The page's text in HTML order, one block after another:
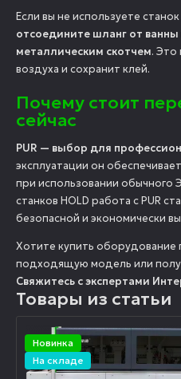
Если вы не используете
отсоедините шланг от ванны
металлическим скотчем. Это
воздуха и сохранит клей.
Почему стоит
сейчас
PUR — выбор для
эксплуатации он
при использовании обычного
станков HOLD работа с PUR
безопасной и экономически
Хотите купить оборудование
подходящую модель или
Свяжитесь с экспертами
Товары из статьи
Новинка
На складе